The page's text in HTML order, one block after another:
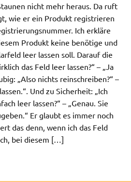
nicht mehr heraus. Da ruft
wie er ein Produkt registrieren
Ich erkläre
Produkt keine benötige und
leer lassen soll. Darauf die
das Feld leer lassen?“ – „Ja
„Also nichts reinschreiben?“ –
Und zu Sicherheit: „Ich
leer lassen?“ – „Genau. Sie
Er glaubt es immer noch
das denn, wenn ich das Feld
bei diesem […]